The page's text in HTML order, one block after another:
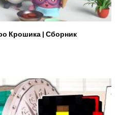
Крошика | Сборник